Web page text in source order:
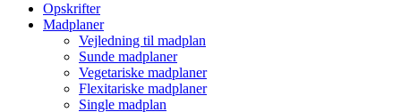
Opskrifter
Madplaner
Vejledning til madplan
Sunde madplaner
Vegetariske madplaner
Flexitariske madplaner
Single madplan